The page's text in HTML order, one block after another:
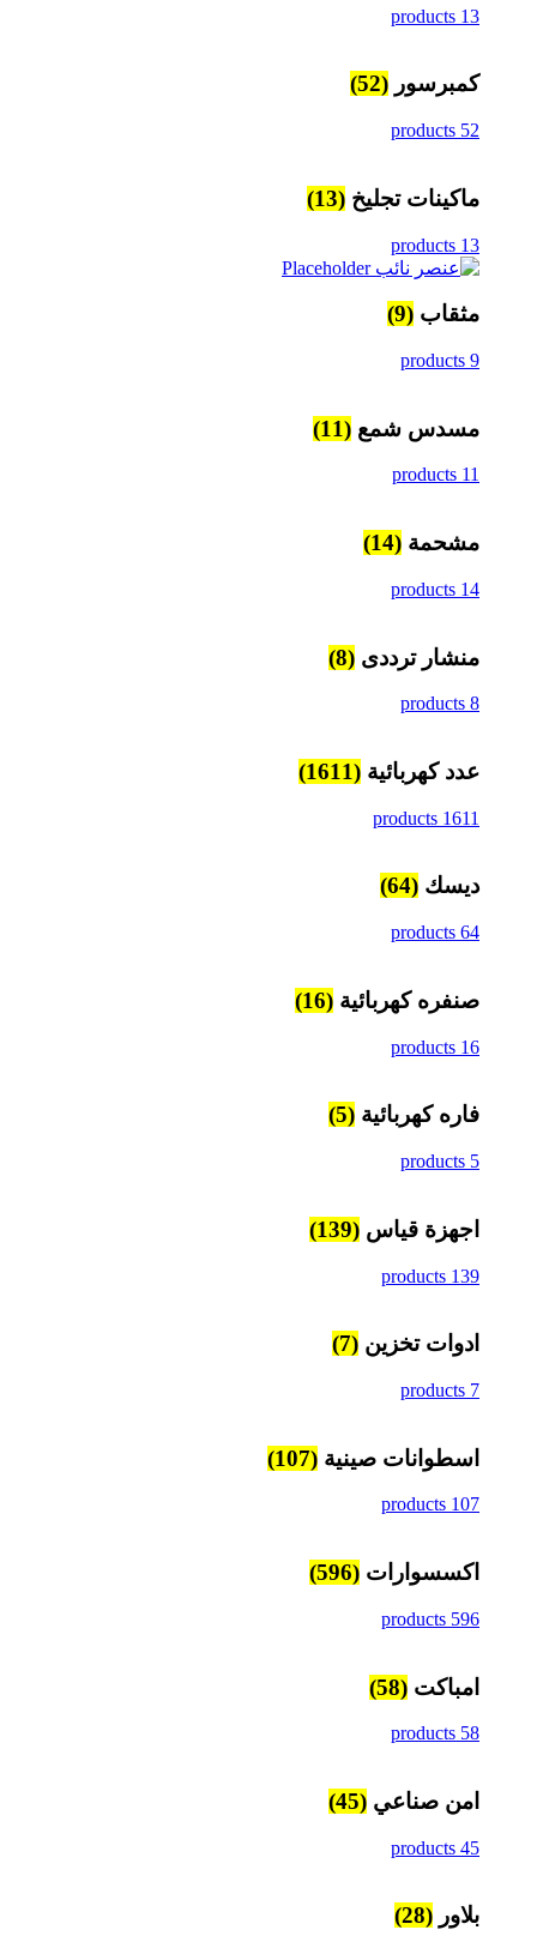
13 products
كمبرسور (52)
52 products
ماكينات تجليخ (13)
13 products
مثقاب (9)
9 products
مسدس شمع (11)
11 products
مشحمة (14)
14 products
منشار ترددى (8)
8 products
عدد كهربائية (1611)
1611 products
ديسك (64)
64 products
صنفره كهربائية (16)
16 products
فاره كهربائية (5)
5 products
اجهزة قياس (139)
139 products
ادوات تخزين (7)
7 products
اسطوانات صينية (107)
107 products
اكسسوارات (596)
596 products
امباكت (58)
58 products
امن صناعي (45)
45 products
بلاور (28)